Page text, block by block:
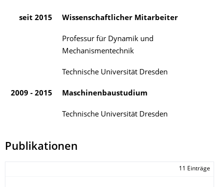
seit 2015 Wissenschaftlicher Mitarbeiter
Professur für Dynamik und
Mechanismentechnik
Technische Universität Dresden
2009 - 2015 Maschinenbaustudium
Technische Universität Dresden
Publikationen
11 Einträge